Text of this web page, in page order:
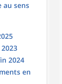
au sens
2024
en